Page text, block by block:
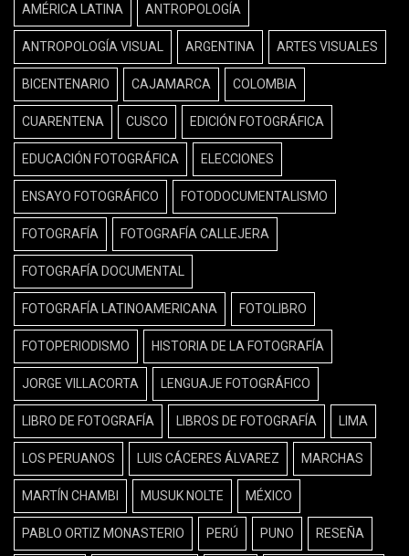
AMÉRICA LATINA ANTROPOLOGÍA
ANTROPOLOGÍA VISUAL ARGENTINA ARTES VISUALES
BICENTENARIO CAJAMARCA COLOMBIA
CUARENTENA CUSCO EDICIÓN FOTOGRÁFICA
EDUCACIÓN FOTOGRÁFICA ELECCIONES
ENSAYO FOTOGRÁFICO FOTODOCUMENTALISMO
FOTOGRAFÍA FOTOGRAFÍA CALLEJERA
FOTOGRAFÍA DOCUMENTAL
FOTOGRAFÍA LATINOAMERICANA FOTOLIBRO
FOTOPERIODISMO HISTORIA DE LA FOTOGRAFÍA
JORGE VILLACORTA LENGUAJE FOTOGRÁFICO
LIBRO DE FOTOGRAFÍA LIBROS DE FOTOGRAFÍA LIMA
LOS PERUANOS LUIS CÁCERES ÁLVAREZ MARCHAS
MARTÍN CHAMBI MUSUK NOLTE MÉXICO
PABLO ORTIZ MONASTERIO PERÚ PUNO RESEÑA